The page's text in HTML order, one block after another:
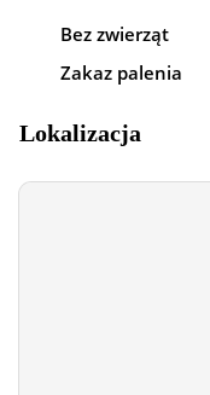
Bez zwierząt
Zakaz palenia
Lokalizacja